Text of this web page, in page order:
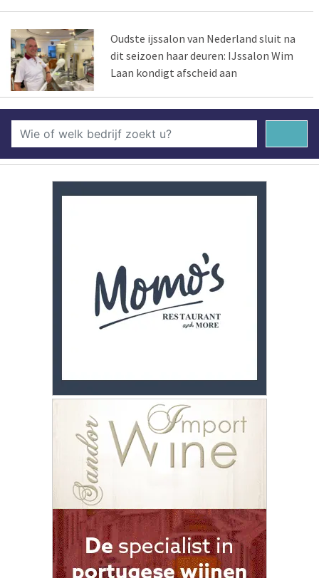
Oudste ijssalon van Nederland sluit na
dit seizoen haar deuren: IJssalon Wim
Laan kondigt afscheid aan